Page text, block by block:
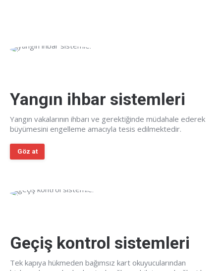
Yangın ihbar sistemleri
Yangın vakalarının ihbarı ve gerektiğinde müdahale ederek
büyümesini engelleme amacıyla tesis edilmektedir.
Göz at
Geçiş kontrol sistemleri
Tek kapıya hükmeden bağımsız kart okuyucularından